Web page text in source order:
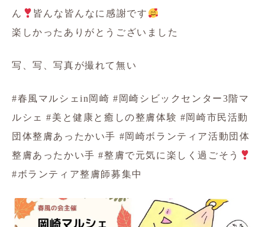
ん
皆んな皆んなに感謝です
楽しかったありがとうございました‍
写、写、写真が撮れて無い
#春風マルシェin岡崎 #岡崎シビックセンター3階マ
ルシェ #美と健康と癒しの整膚体験 #岡崎市民活動
団体整膚あったかい手 #岡崎ボランティア活動団体
整膚あったかい手 #整膚で元気に楽しく過ごそう
#ボランティア整膚師募集中